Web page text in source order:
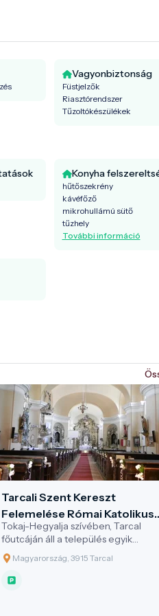
Vagyonbiztonság
Füstjelzők
Riasztórendszer
Tűzoltókészülékek
Konyha
hűtőszekrény
kávéfőző
mikrohullámú sütő
tűzhely
További információ
Tarcali Szent Kereszt
Felemelése Római Katolikus
Templom
Tokaj-Hegyalja szívében, Tarcal
főutcáján áll a település egyik
legjelentősebb épített emléke, a
Kereszt Felemelése tiszteletére
szentelt római katolikus templom. A
Magyarország, 3915 Tarcal